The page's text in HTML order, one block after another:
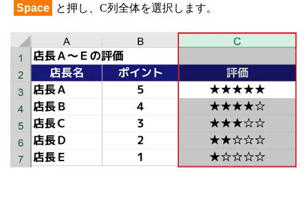
Space
と押し、C列全体を選択します。